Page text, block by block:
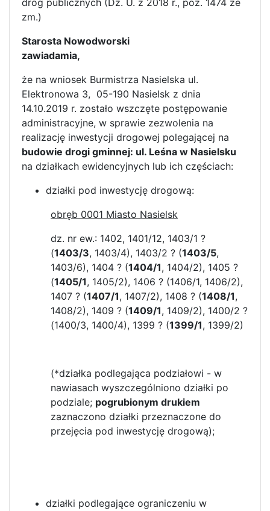
dróg publicznych (Dz. U. z 2018 r., poz. 1474 ze
zm.)
Starosta Nowodworski
zawiadamia,
że na wniosek Burmistrza Nasielska ul.
Elektronowa 3, 05-190 Nasielsk z dnia
14.10.2019 r. zostało wszczęte postępowanie
administracyjne, w sprawie zezwolenia na
realizację inwestycji drogowej polegającej na
budowie drogi gminnej: ul. Leśna w Nasielsku
na działkach ewidencyjnych lub ich częściach:
działki pod inwestycję drogową:
obręb 0001 Miasto Nasielsk
dz. nr ew.: 1402, 1401/12, 1403/1 ?
(1403/3, 1403/4), 1403/2 ? (1403/5,
1403/6), 1404 ? (1404/1, 1404/2), 1405 ?
(1405/1, 1405/2), 1406 ? (1406/1, 1406/2),
1407 ? (1407/1, 1407/2), 1408 ? (1408/1,
1408/2), 1409 ? (1409/1, 1409/2), 1400/2 ?
(1400/3, 1400/4), 1399 ? (1399/1, 1399/2)
(*działka podlegająca podziałowi - w
nawiasach wyszczególniono działki po
podziale; pogrubionym drukiem
zaznaczono działki przeznaczone do
przejęcia pod inwestycję drogową);
działki podlegające ograniczeniu w